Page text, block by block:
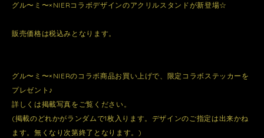
グル〜ミ〜×NIERコラボデザインのアクリルスタンドが新登場☆
販売価格は税込みとなります。
グル〜ミ〜×NIERのコラボ商品お買い上げで、限定コラボステッカーを
プレゼント♪
詳しくは掲載写真をご覧ください。
(掲載のどれかがランダムで1枚入ります。デザインのご指定は出来かね
ます。無くなり次第終了となります。)